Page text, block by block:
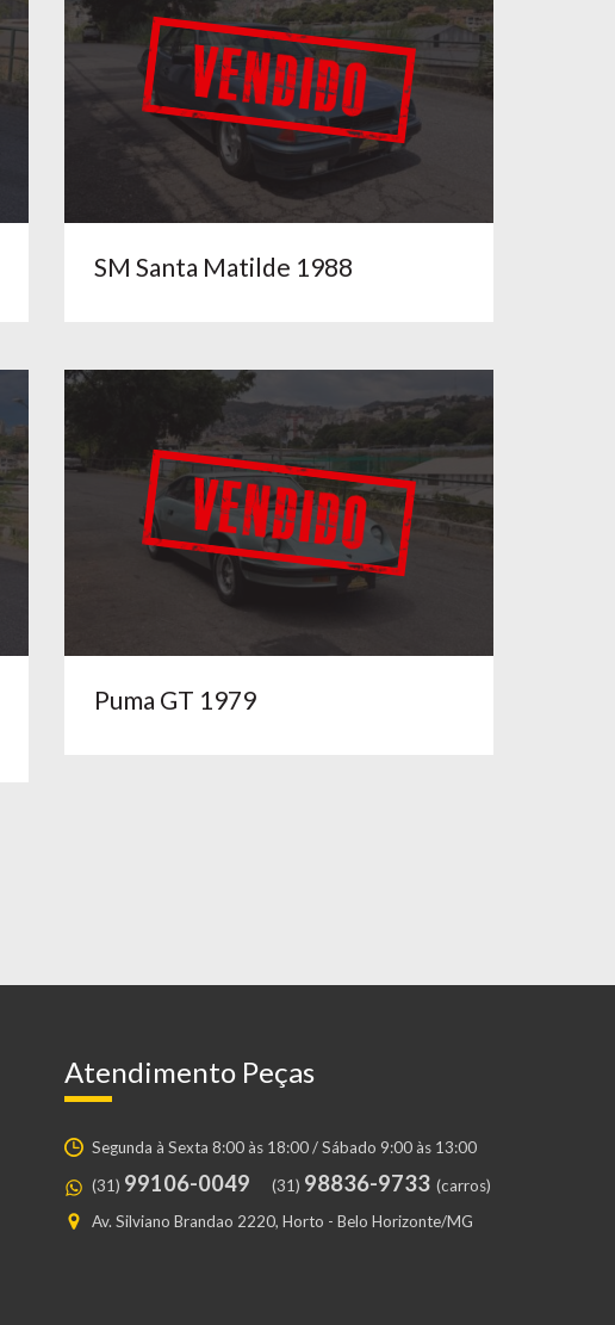
SM Santa Matilde 1988
Puma GT 1979
Atendimento Peças
Segunda à Sexta 8:00 às 18:00 / Sábado 9:00 às 13:00
(31) 99106-0049 (31) 98836-9733 (carros)
Av. Silviano Brandao 2220, Horto - Belo Horizonte/MG